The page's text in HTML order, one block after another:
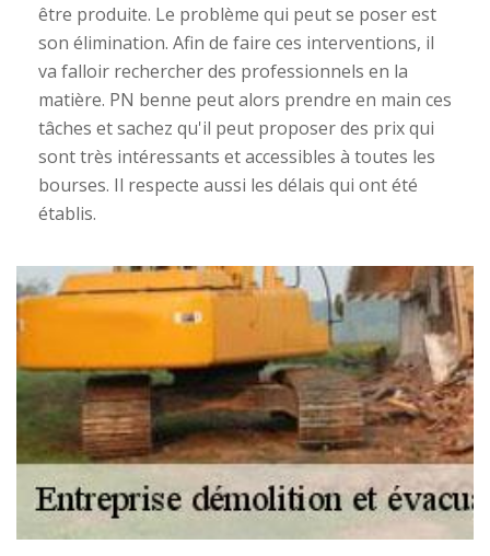
être produite. Le problème qui peut se poser est
son élimination. Afin de faire ces interventions, il
va falloir rechercher des professionnels en la
matière. PN benne peut alors prendre en main ces
tâches et sachez qu'il peut proposer des prix qui
sont très intéressants et accessibles à toutes les
bourses. Il respecte aussi les délais qui ont été
établis.